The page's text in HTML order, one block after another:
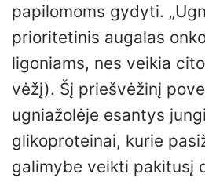
papilomoms gydyti.
prioritetinis augalas
ligoniams, nes veikia
vėžį). Šį priešvėžinį
ugniažolėje esantys
glikoproteinai, kurie
galimybe veikti pakitusį